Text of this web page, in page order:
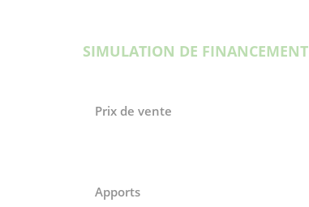
SIMULATION DE FINANCEMENT
Prix de vente
Apports